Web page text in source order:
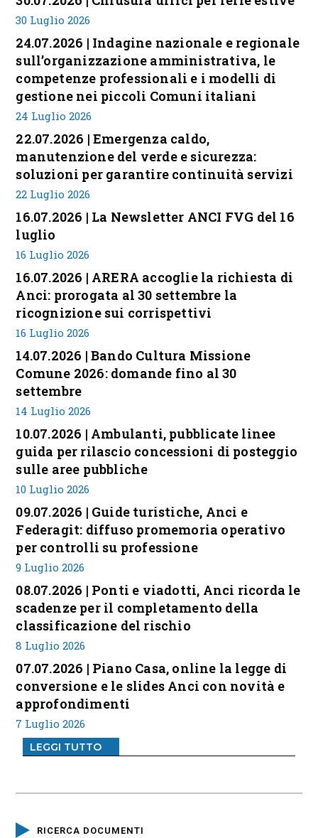
30 Luglio 2026
24.07.2026 | Indagine nazionale e regionale
sull’organizzazione amministrativa, le
competenze professionali e i modelli di
gestione nei piccoli Comuni italiani
24 Luglio 2026
22.07.2026 | Emergenza caldo,
manutenzione del verde e sicurezza:
soluzioni per garantire continuità servizi
22 Luglio 2026
16.07.2026 | La Newsletter ANCI FVG del 16
luglio
16 Luglio 2026
16.07.2026 | ARERA accoglie la richiesta di
Anci: prorogata al 30 settembre la
ricognizione sui corrispettivi
16 Luglio 2026
14.07.2026 | Bando Cultura Missione
Comune 2026: domande fino al 30
settembre
14 Luglio 2026
10.07.2026 | Ambulanti, pubblicate linee
guida per rilascio concessioni di posteggio
sulle aree pubbliche
10 Luglio 2026
09.07.2026 | Guide turistiche, Anci e
Federagit: diffuso promemoria operativo
per controlli su professione
9 Luglio 2026
08.07.2026 | Ponti e viadotti, Anci ricorda le
scadenze per il completamento della
classificazione del rischio
8 Luglio 2026
07.07.2026 | Piano Casa, online la legge di
conversione e le slides Anci con novità e
approfondimenti
7 Luglio 2026
LEGGI TUTTO
RICERCA DOCUMENTI